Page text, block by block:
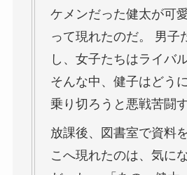
ケメンだった健太が可
って現れたのだ。 男子
し、女子たちはライバ
そんな中、健子はどう
乗り切ろうと悪戦苦闘す
放課後、図書室で資料
こへ現れたのは、気に